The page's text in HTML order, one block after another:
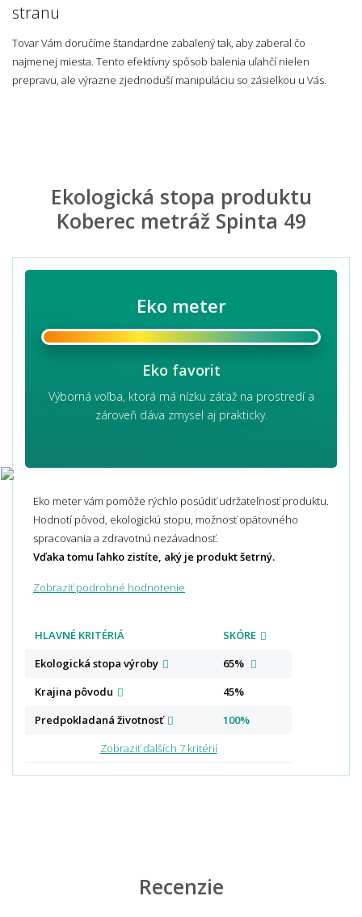
stranu
Tovar Vám doručíme štandardne zabalený tak, aby zaberal čo
najmenej miesta. Tento efektívny spôsob balenia uľahčí nielen
prepravu, ale výrazne zjednoduší manipuláciu so zásielkou u Vás.
Ekologická stopa produktu
Koberec metráž Spinta 49
Eko meter
Eko favorit
Výborná voľba, ktorá má nízku záťaž na prostredí a
zároveň dáva zmysel aj prakticky.
Eko meter vám pomôže rýchlo posúdiť udržateľnosť produktu.
Hodnotí pôvod, ekologickú stopu, možnosť opätovného
spracovania a zdravotnú nezávadnosť.
Vďaka tomu ľahko zistíte, aký je produkt šetrný.
Zobraziť podrobné hodnotenie
HLAVNÉ KRITÉRIÁ
SKÓRE
Ekologická stopa výroby
65%
Krajina pôvodu
45%
Predpokladaná životnosť
100%
Zobraziť ďalších 7 kritérií
Recenzie